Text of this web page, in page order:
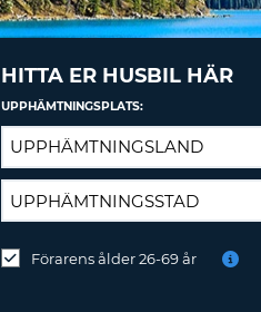
HITTA ER HUSBIL HÄR
UPPHÄMTNINGSPLATS:
Återlämna
Förarens ålder 26-69 år